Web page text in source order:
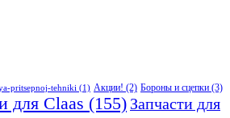
pritsepnoj-tehniki (1) Акции! (2) Бороны и сцепки (3)
для Claas (155) Запчасти для